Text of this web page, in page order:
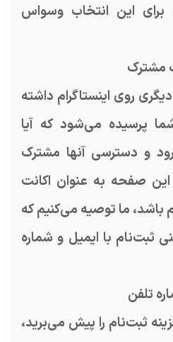
این انتخاب وسواس
مشترک
روی اینستاگرام داشته
پرسیده می‌شود که آیا
و دسترسی آنها مشترک
صفحه به عنوان اکانت
باشد، ما توصیه می‌کنیم که
ثبت‌نام با ایمیل و شماره
تلفن
ثبت‌نام را پیش می‌برید،